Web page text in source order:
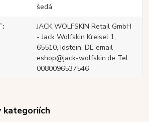
šedá
JACK WOLFSKIN Retail GmbH
- Jack Wolfskin Kreisel 1,
65510, Idstein, DE email
eshop@jack-wolfskin.de Tel.
0080096537546
kategoriích